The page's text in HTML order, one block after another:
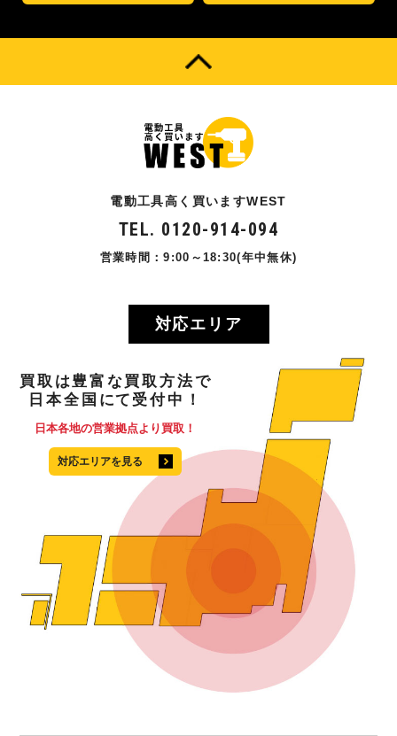
電動工具高く買いますWEST
TEL. 0120-914-094
営業時間：9:00～18:30(年中無休)
対応エリア
買取 は 豊富な買取方法で
日本全国 にて 受付中！
日本各地の営業拠点より買取！
対応エリアを見る